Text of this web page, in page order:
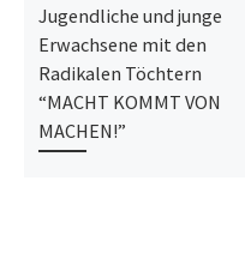
Jugendliche und junge
Erwachsene mit den
Radikalen Töchtern
“MACHT KOMMT VON
MACHEN!”